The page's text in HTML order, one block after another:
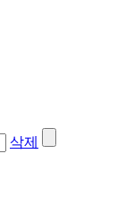
삭제